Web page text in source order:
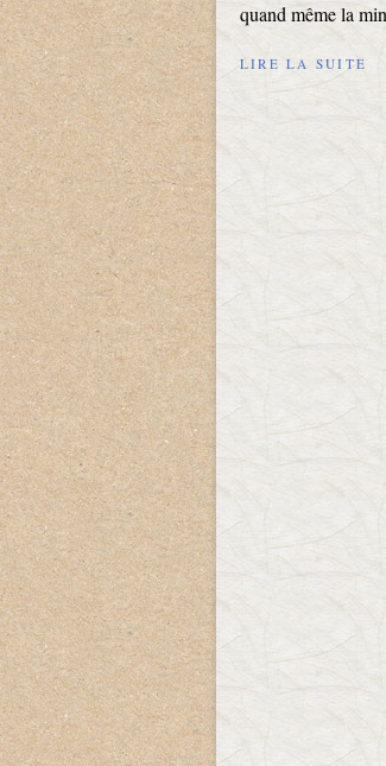
quand même la
LIRE LA SUITE